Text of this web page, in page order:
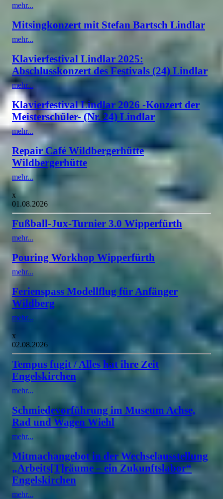
mehr...
Mitsingkonzert mit Stefan Bartsch Lindlar
mehr...
Klavierfestival Lindlar 2025:
Abschlusskonzert des Festivals (24) Lindlar
mehr...
Klavierfestival Lindlar 2026 -Konzert der
Meisterschüler- (Nr. 24) Lindlar
mehr...
Repair Café Wildbergerhütte
Wildbergerhütte
mehr...
x
01.08.2026
Fußball-Jux-Turnier 3.0 Wipperfürth
mehr...
Pouring Workhop Wipperfürth
mehr...
Ferienspass Modellflug für Anfänger
Wildberg
mehr...
x
02.08.2026
Tempus fugit / Alles hat ihre Zeit
Engelskirchen
mehr...
Schmiedevorführung im Museum Achse,
Rad und Wagen Wiehl
mehr...
Mitmachangebot in der Wechselausstellung
„Arbeits[T]räume – ein Zukunftslabor“
Engelskirchen
mehr...